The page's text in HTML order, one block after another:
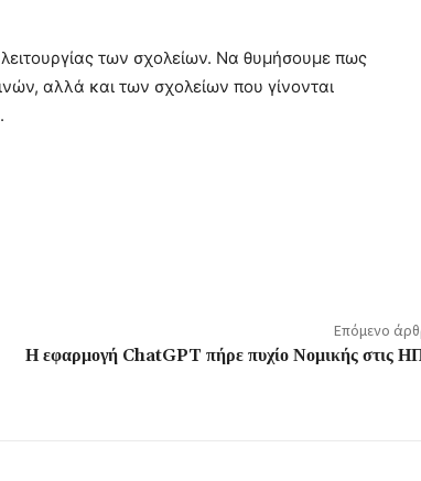
των σχολείων. Να θυμήσουμε πως
αλλά και των σχολείων που γίνονται
Επόμενο
Η εφαρμογή ChatGPT πήρε πυχίο Νομικής στις